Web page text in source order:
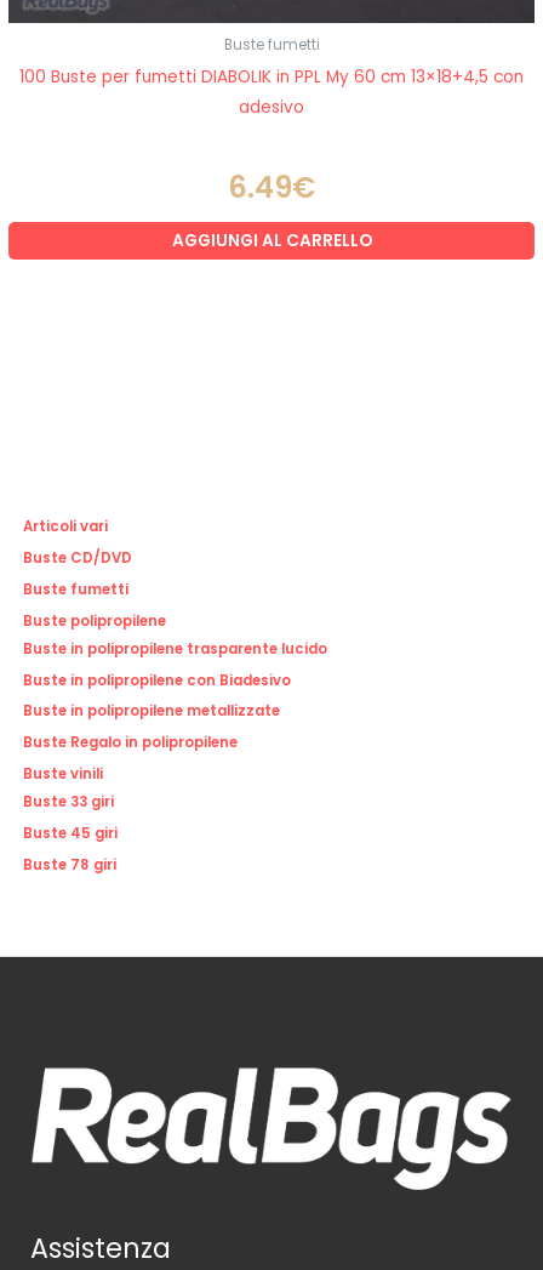
Buste fumetti
100 Buste per fumetti DIABOLIK in PPL My 60 cm 13×18+4,5 con
adesivo
6.49€
AGGIUNGI AL CARRELLO
Articoli vari
Buste CD/DVD
Buste fumetti
Buste polipropilene
Buste in polipropilene trasparente lucido
Buste in polipropilene con Biadesivo
Buste in polipropilene metallizzate
Buste Regalo in polipropilene
Buste vinili
Buste 33 giri
Buste 45 giri
Buste 78 giri
Assistenza